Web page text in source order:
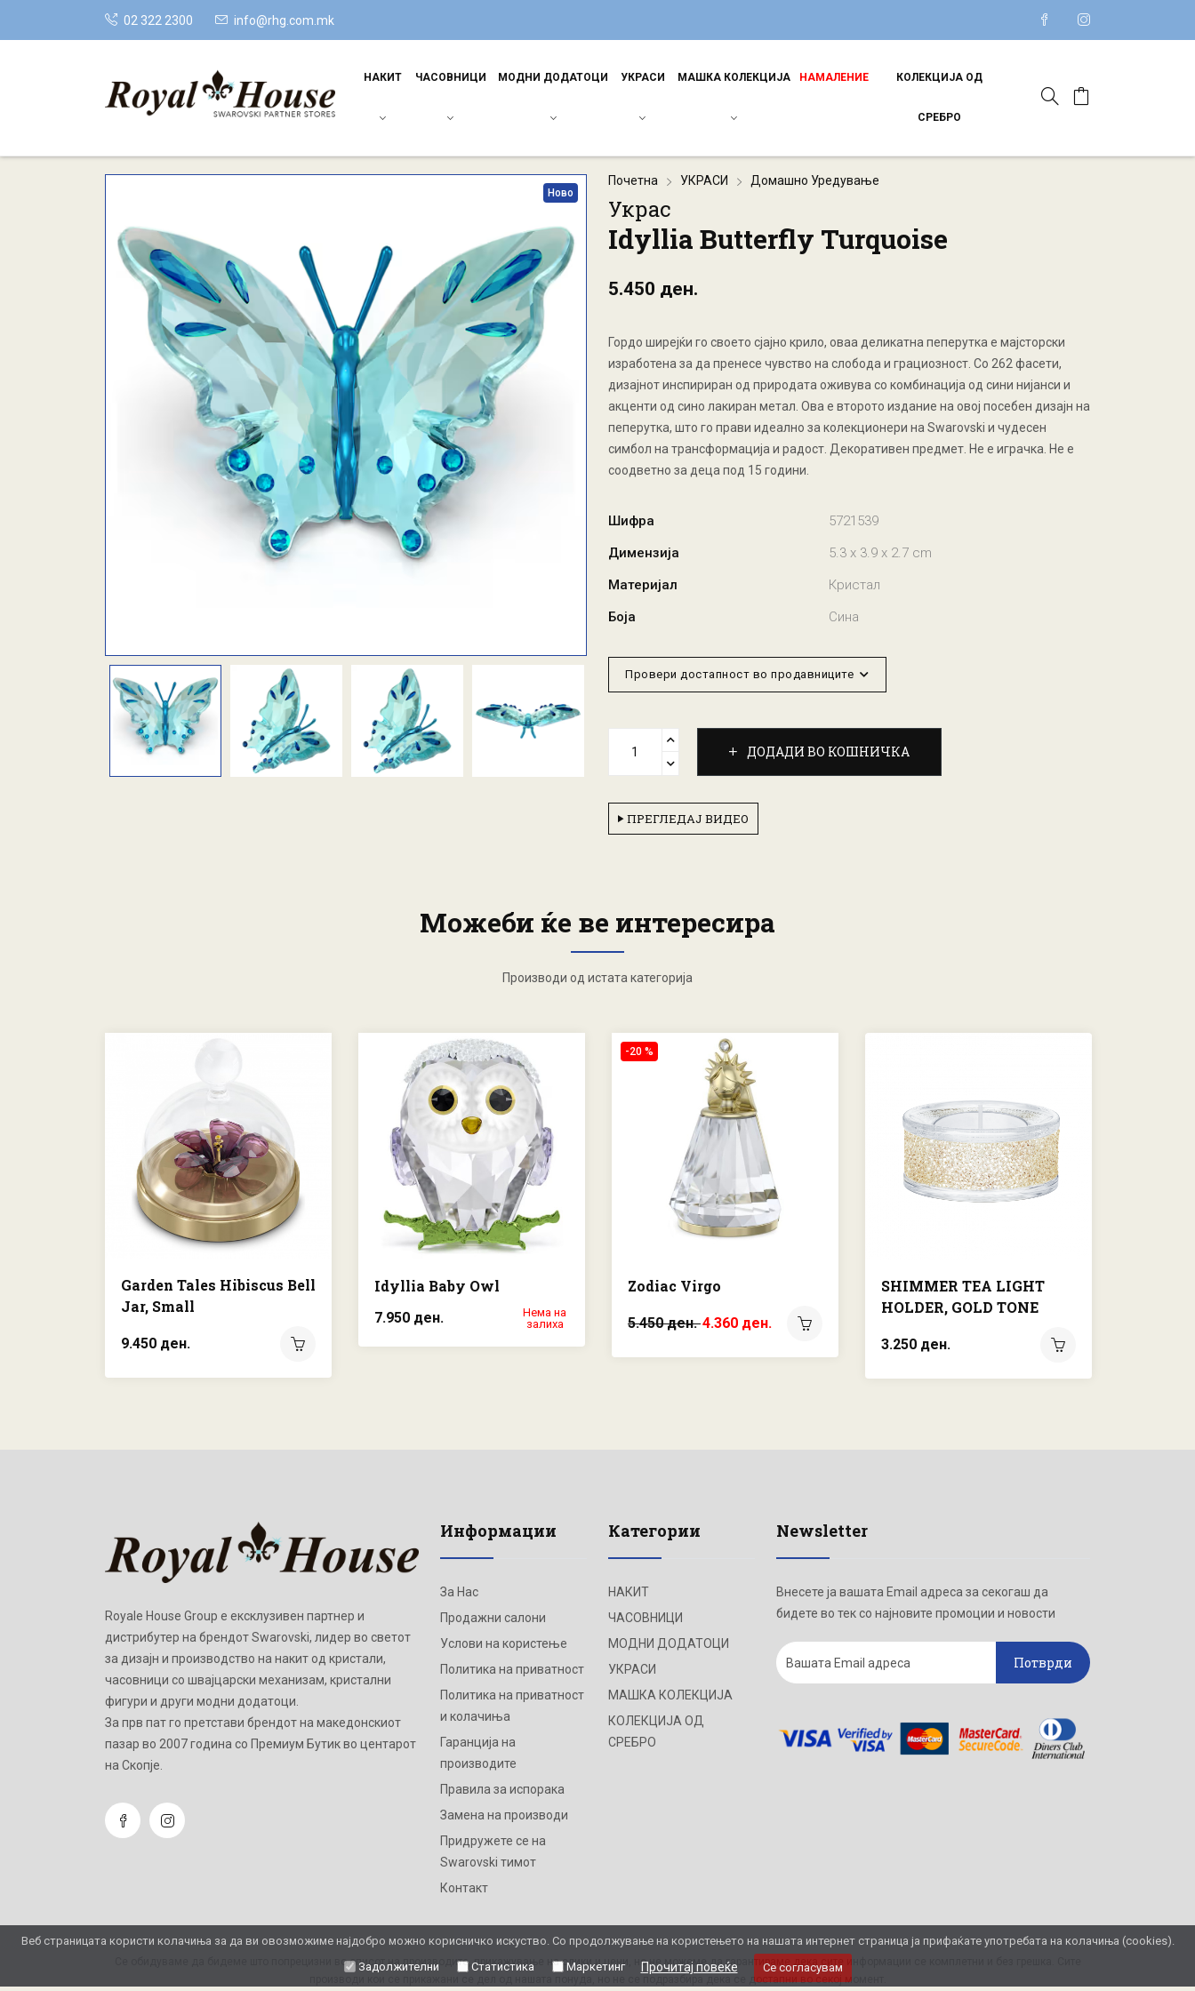
02 322 2300 info@rhg.com.mk
НАКИТ ЧАСОВНИЦИ МОДНИ ДОДАТОЦИ УКРАСИ МАШКА КОЛЕКЦИЈА НАМАЛЕНИЕ КОЛЕКЦИЈА ОД
СРЕБРО
Ново
Почетна УКРАСИ Домашно Уредување
Украс
Idyllia Butterfly Turquoise
5.450 ден.
Гордo ширејќи го своето сјајно крило, оваа деликатна пеперутка е мајсторски
изработена за да пренесе чувство на слобода и грациозност. Со 262 фасети,
дизајнот инспириран од природата оживува со комбинација од сини нијанси и
акценти од сино лакиран метал. Ова е второто издание на овој посебен дизајн на
пеперутка, што го прави идеално за колекционери на Swarovski и чудесен
симбол на трансформација и радост. Декоративен предмет. Не е играчка. Не е
соодветно за деца под 15 години.
Шифра
5721539
Димензија
5.3 x 3.9 x 2.7 cm
Материјал
Кристал
Боја
Сина
Провери достапност во продавниците
ДОДАДИ ВО КОШНИЧКА
ПРЕГЛЕДАЈ ВИДЕО
Можеби ќе ве интересира
Производи од истата категорија
Garden Tales Hibiscus Bell
Jar, Small
9.450 ден.
Idyllia Baby Owl
7.950 ден.
Нема на
залиха
-20 %
Zodiac Virgo
5.450 ден.4.360 ден.
SHIMMER TEA LIGHT
HOLDER, GOLD TONE
3.250 ден.
Веб страницата користи колачиња за да ви овозможиме најдобро можно корисничко искуство. Со продолжување на користењето на нашата интернет страница ја прифаќате употребата на колачиња (cookies).
Задолжителни
Статистика Маркетинг Прочитај повеќе Се согласувам
Royale House Group е ексклузивен партнер и
дистрибутер на брендот Swarovski, лидер во светот
за дизајн и производство на накит од кристали,
часовници со швајцарски механизам, кристални
фигури и други модни додатоци.
Зa прв пат го претстави брендот на македонскиот
пазар во 2007 година со Премиум Бутик во центарот
на Скопје.
Информации
За Нас
Продажни салони
Услови на користење
Политика на приватност
Политика на приватност
и колачиња
Гаранција на
производите
Правила за испорака
Замена на производи
Придружете се на
Swarovski тимот
Контакт
Категории
НАКИТ
ЧАСОВНИЦИ
МОДНИ ДОДАТОЦИ
УКРАСИ
МАШКА КОЛЕКЦИЈА
КОЛЕКЦИЈА ОД
СРЕБРО
Newsletter
Внесете ја вашата Email адреса за секогаш да
бидете во тек со најновите промоции и новости
Потврди
Се обидуваме да бидеме што попрецизни во описот на производите, прикажување на слики и цени, но не можеме да гарантираме дека сите информации се комплетни и без грешка. Сите
производи кои се прикажани се дел од нашата понуда, но не се подразбира дека се достапни во секој момент.